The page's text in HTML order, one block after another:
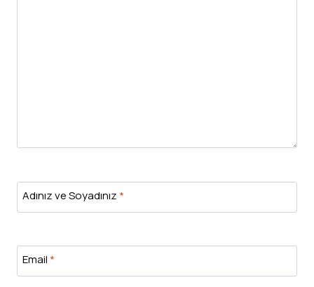
Adınız ve Soyadınız *
Email *